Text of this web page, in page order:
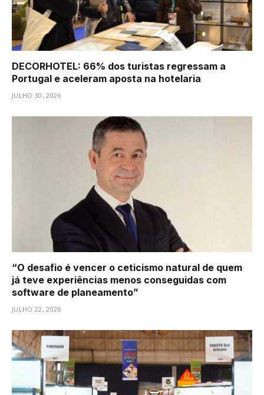
DECORHOTEL: 66% dos turistas regressam a
Portugal e aceleram aposta na hotelaria
JULHO 30, 2026
“O desafio é vencer o ceticismo natural de quem
já teve experiências menos conseguidas com
software de planeamento”
JULHO 22, 2026